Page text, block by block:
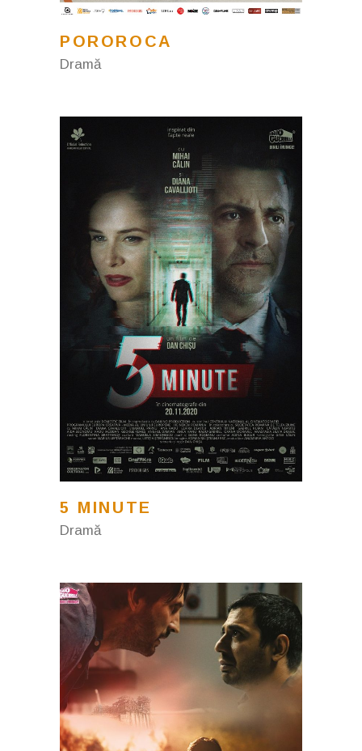
POROROCA
Dramă
5 MINUTE
Dramă